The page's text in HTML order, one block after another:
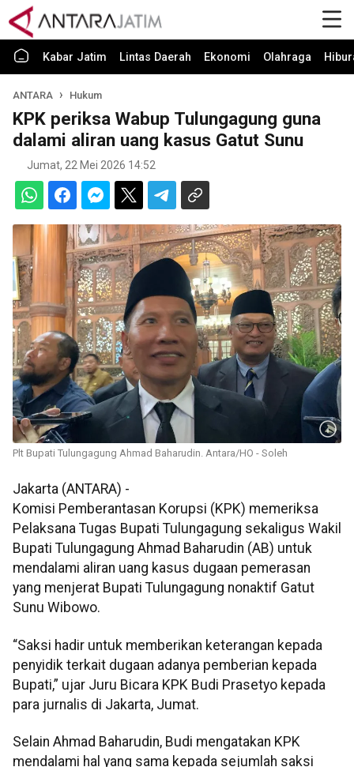
Kabar Jatim Lintas Daerah Ekonomi Olahraga
ANTARA Hukum
KPK periksa Wabup Tulungagung guna
dalami aliran uang kasus Gatut Sunu
Jumat, 22 Mei 2026 14:52
Plt Bupati Tulungagung Ahmad Baharudin. Antara/HO - Soleh
Jakarta (ANTARA) -
Komisi Pemberantasan Korupsi (KPK) memeriksa
Pelaksana Tugas Bupati Tulungagung sekaligus Wakil
Bupati Tulungagung Ahmad Baharudin (AB) untuk
mendalami aliran uang kasus dugaan pemerasan
yang menjerat Bupati Tulungagung nonaktif Gatut
Sunu Wibowo.
“Saksi hadir untuk memberikan keterangan kepada
penyidik terkait dugaan adanya pemberian kepada
Bupati,” ujar Juru Bicara KPK Budi Prasetyo kepada
para jurnalis di Jakarta, Jumat.
Selain Ahmad Baharudin, Budi mengatakan KPK
mendalami hal yang sama kepada sejumlah saksi